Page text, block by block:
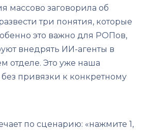
массово заговорила об
развести три понятия, которые
это важно для РОПов,
внедрять ИИ-агенты в
отделе. Это уже наша
привязки к конкретному
по сценарию: «нажмите 1,